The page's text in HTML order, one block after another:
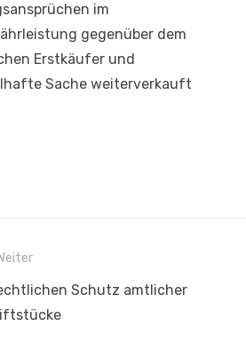
im
gegenüber dem
Erstkäufer und
Sache weiterverkauft
Schutz amtlicher